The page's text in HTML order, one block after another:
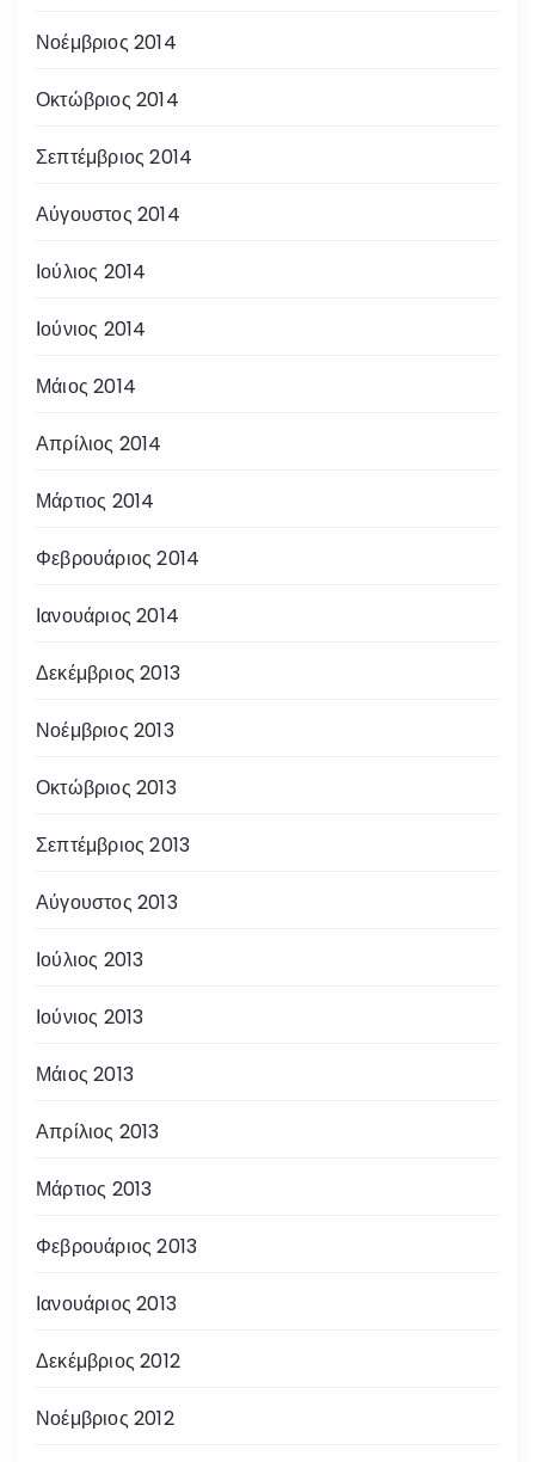
Νοέμβριος 2014
Οκτώβριος 2014
Σεπτέμβριος 2014
Αύγουστος 2014
Ιούλιος 2014
Ιούνιος 2014
Μάιος 2014
Απρίλιος 2014
Μάρτιος 2014
Φεβρουάριος 2014
Ιανουάριος 2014
Δεκέμβριος 2013
Νοέμβριος 2013
Οκτώβριος 2013
Σεπτέμβριος 2013
Αύγουστος 2013
Ιούλιος 2013
Ιούνιος 2013
Μάιος 2013
Απρίλιος 2013
Μάρτιος 2013
Φεβρουάριος 2013
Ιανουάριος 2013
Δεκέμβριος 2012
Νοέμβριος 2012